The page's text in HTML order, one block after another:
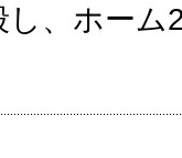
、ホーム